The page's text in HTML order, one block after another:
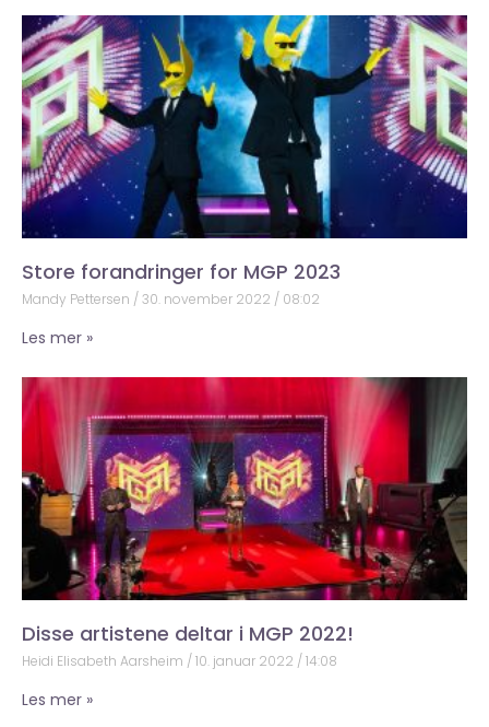
Store forandringer for MGP 2023
Mandy Pettersen 30. november 2022 08:02
Les mer »
Disse artistene deltar i MGP 2022!
Heidi Elisabeth Aarsheim 10. januar 2022 14:08
Les mer »